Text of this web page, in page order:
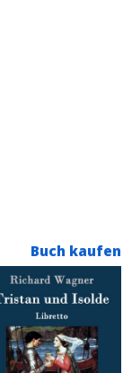
Buch kaufen